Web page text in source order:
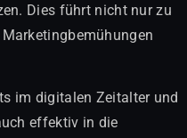
Dies führt nicht nur zu
im digitalen Zeitalter und
effektiv in die